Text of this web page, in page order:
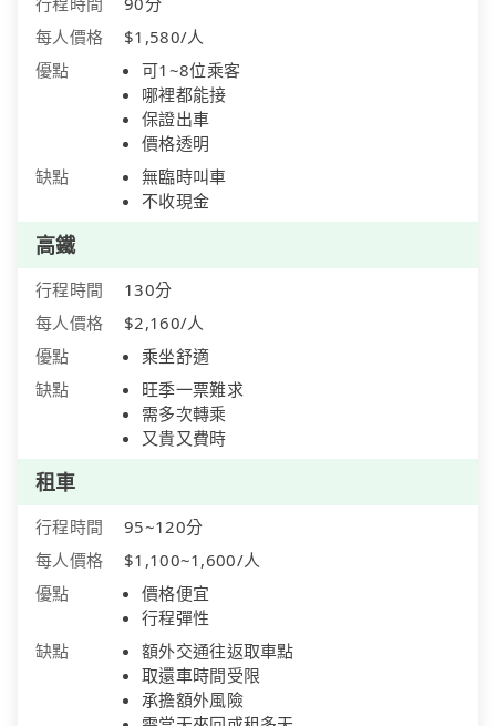
每人價格
$1,580/人
優點
可1~8位乘客
哪裡都能接
保證出車
價格透明
缺點
無臨時叫車
不收現金
高鐵
行程時間
130分
每人價格
$2,160/人
優點
乘坐舒適
缺點
旺季一票難求
需多次轉乘
又貴又費時
租車
行程時間
95~120分
每人價格
$1,100~1,600/人
優點
價格便宜
行程彈性
缺點
額外交通往返取車點
取還車時間受限
承擔額外風險